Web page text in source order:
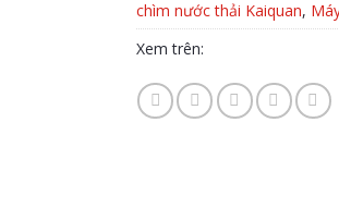
chìm nước thải Kaiquan,
Xem trên: